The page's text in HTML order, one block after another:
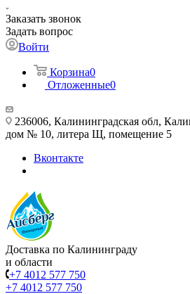
Заказать звонок
Задать вопрос
Войти
Корзина0
Отложенные0
236006, Калининградская обл,
дом № 10, литера Щ, помещение 5
Вконтакте
Доставка по Калининграду
и области
+7 4012 577 750
+7 4012 577 750